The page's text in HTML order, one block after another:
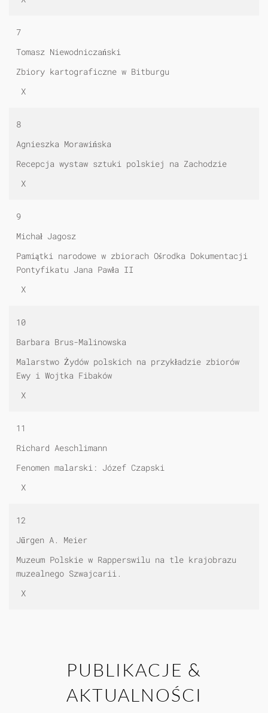
7
Tomasz Niewodniczański
Zbiory kartograficzne w Bitburgu
X
8
Agnieszka Morawińska
Recepcja wystaw sztuki polskiej na Zachodzie
X
9
Michał Jagosz
Pamiątki narodowe w zbiorach Ośrodka Dokumentacji
Pontyfikatu Jana Pawła II
X
10
Barbara Brus-Malinowska
Malarstwo Żydów polskich na przykładzie zbiorów
Ewy i Wojtka Fibaków
X
11
Richard Aeschlimann
Fenomen malarski: Józef Czapski
X
12
Jűrgen A. Meier
Muzeum Polskie w Rapperswilu na tle krajobrazu
muzealnego Szwajcarii.
X
PUBLIKACJE &
AKTUALNOŚCI